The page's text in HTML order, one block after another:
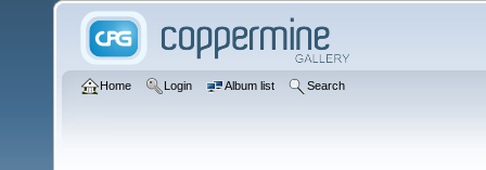
Home Login Album list Search